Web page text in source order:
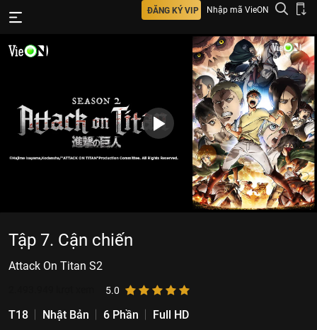
ĐĂNG KÝ VIP Nhập mã VieON
Tập 7. Cận chiến
Attack On Titan S2
5.0
T18 Nhật Bản 6 Phần
Full HD